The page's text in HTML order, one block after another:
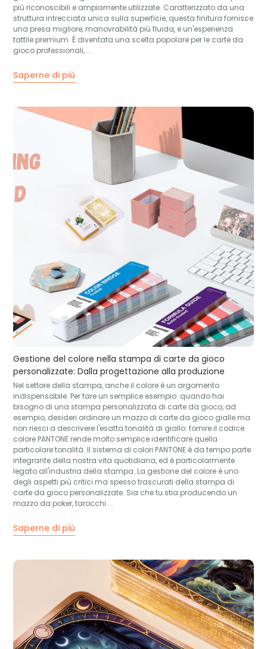
più riconoscibili e ampiamente utilizzate. Caratterizzato da una
struttura intrecciata unica sulla superficie, questa finitura fornisce
una presa migliore, manovrabilità più fluida, e un'esperienza
tattile premium. È diventata una scelta popolare per le carte da
gioco professionali, ...
Saperne di più
Gestione del colore nella stampa di carte da gioco
personalizzate: Dalla progettazione alla produzione
Nel settore della stampa, anche il colore è un argomento
indispensabile. Per fare un semplice esempio: quando hai
bisogno di una stampa personalizzata di carte da gioco, ad
esempio, desideri ordinare un mazzo di carte da gioco gialle ma
non riesci a descrivere l'esatta tonalità di giallo: fornire il codice
colore PANTONE rende molto semplice identificare quella
particolare tonalità. Il sistema di colori PANTONE è da tempo parte
integrante della nostra vita quotidiana, ed è particolarmente
legato all'industria della stampa. La gestione del colore è uno
degli aspetti più critici ma spesso trascurati della stampa di
carte da gioco personalizzate. Sia che tu stia producendo un
mazzo da poker, tarocchi ...
Saperne di più